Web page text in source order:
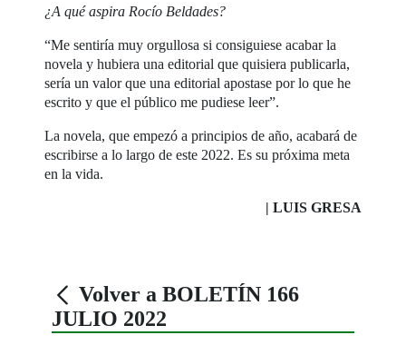
¿A qué aspira Rocío Beldades?
“Me sentiría muy orgullosa si consiguiese acabar la
novela y hubiera una editorial que quisiera publicarla,
sería un valor que una editorial apostase por lo que he
escrito y que el público me pudiese leer”.
La novela, que empezó a principios de año, acabará de
escribirse a lo largo de este 2022. Es su próxima meta
en la vida.
| LUIS GRESA
Volver a BOLETÍN 166
JULIO 2022